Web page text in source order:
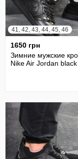
41, 42, 43, 44, 45, 46
1650 грн
Зимние мужские
Nike Air Jordan